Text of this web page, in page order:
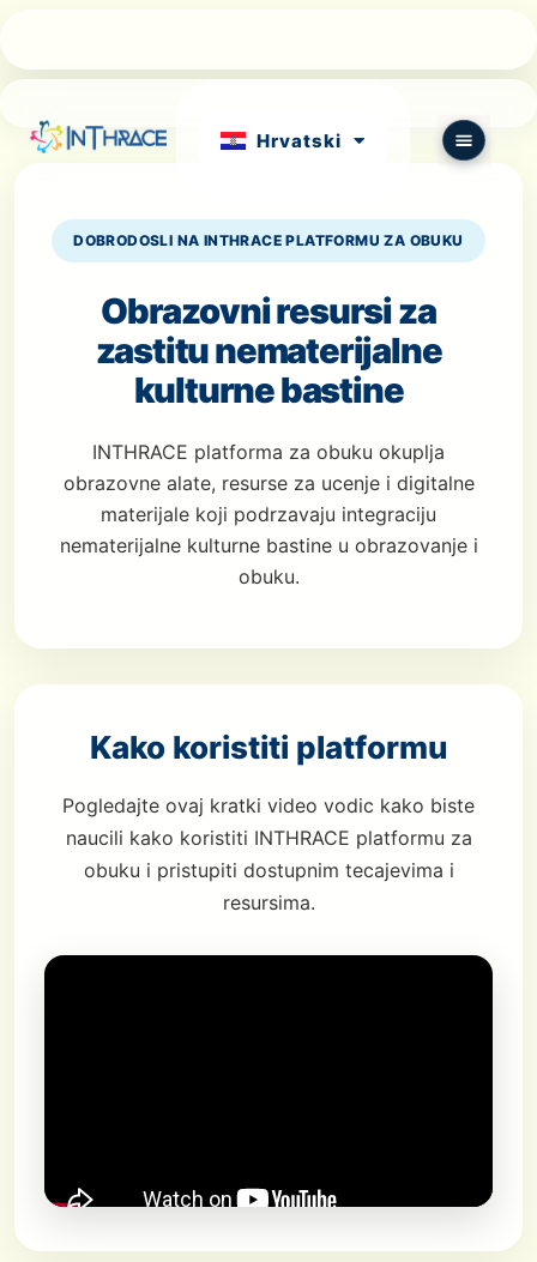
Hrvatski
DOBRODOSLI NA INTHRACE PLATFORMU ZA OBUKU
Obrazovni resursi za
zastitu nematerijalne
kulturne bastine
INTHRACE platforma za obuku okuplja
obrazovne alate, resurse za ucenje i digitalne
materijale koji podrzavaju integraciju
nematerijalne kulturne bastine u obrazovanje i
obuku.
Kako koristiti platformu
Pogledajte ovaj kratki video vodic kako biste
naucili kako koristiti INTHRACE platformu za
obuku i pristupiti dostupnim tecajevima i
resursima.